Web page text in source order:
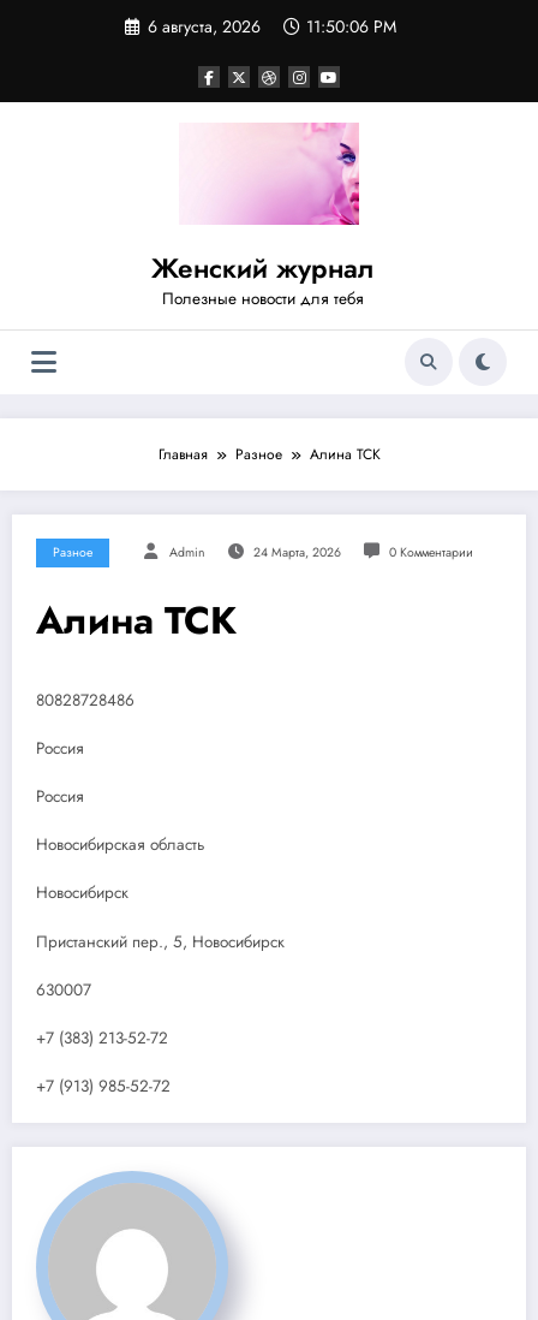
6 августа, 2026 11:50:06 PM
Женский журнал
Полезные новости для тебя
Главная Разное Алина ТСК
Разное Admin 24 Марта, 2026 0 Комментарии
Алина ТСК
80828728486
Россия
Россия
Новосибирская область
Новосибирск
Пристанский пер., 5, Новосибирск
630007
+7 (383) 213-52-72
+7 (913) 985-52-72